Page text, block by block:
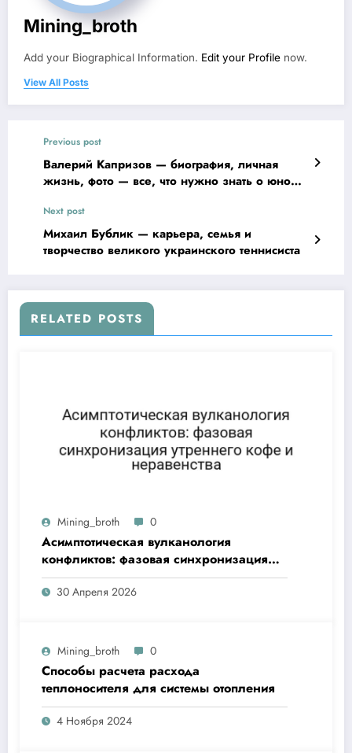
Mining_broth
Add your Biographical Information. Edit your Profile now.
View All Posts
Previous post
Валерий Капризов — биография, личная
жизнь, фото — все, что нужно знать о юном
Next post
Михаил Бублик — карьера, семья и
творчество великого украинского теннисиста
RELATED POSTS
Mining_broth 0
Асимптотическая вулканология
конфликтов: фазовая синхронизация
утреннего кофе и неравенства
30 Апреля 2026
Mining_broth 0
Способы расчета расхода
теплоносителя для системы отопления
4 Ноября 2024